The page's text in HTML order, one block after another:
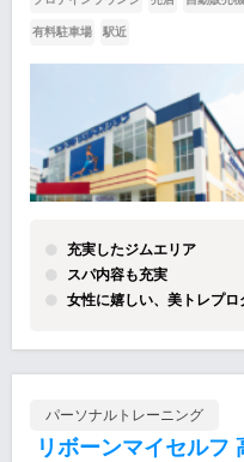
有料駐車場 駅近
充実したジムエリア
スパ内容も充実
女性に嬉しい、美トレプロ
パーソナルトレーニング
リボーンマイセルフ